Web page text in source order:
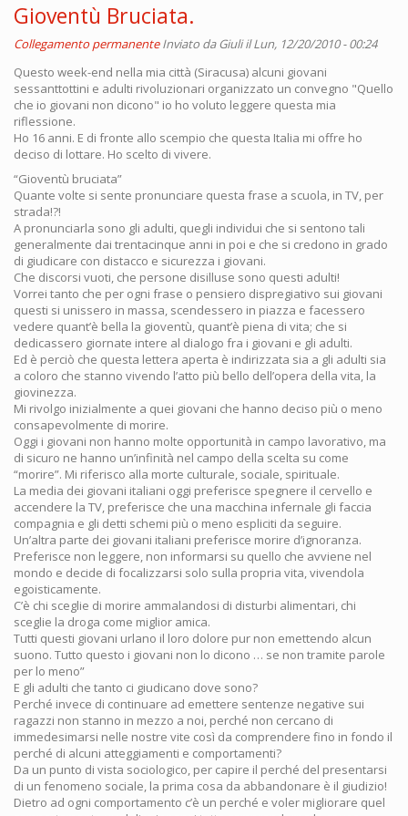
Gioventù Bruciata.
Collegamento permanente Inviato daGiuliil Lun, 12/20/2010 - 00:24
Questo week-end nella mia città (Siracusa) alcuni giovani
sessanttottini e adulti rivoluzionari organizzato un convegno "Quello
che io giovani non dicono" io ho voluto leggere questa mia
riflessione.
Ho 16 anni. E di fronte allo scempio che questa Italia mi offre ho
deciso di lottare. Ho scelto di vivere.
“Gioventù bruciata”
Quante volte si sente pronunciare questa frase a scuola, in TV, per
strada!?!
A pronunciarla sono gli adulti, quegli individui che si sentono tali
generalmente dai trentacinque anni in poi e che si credono in grado
di giudicare con distacco e sicurezza i giovani.
Che discorsi vuoti, che persone disilluse sono questi adulti!
Vorrei tanto che per ogni frase o pensiero dispregiativo sui giovani
questi si unissero in massa, scendessero in piazza e facessero
vedere quant’è bella la gioventù, quant’è piena di vita; che si
dedicassero giornate intere al dialogo fra i giovani e gli adulti.
Ed è perciò che questa lettera aperta è indirizzata sia a gli adulti sia
a coloro che stanno vivendo l’atto più bello dell’opera della vita, la
giovinezza.
Mi rivolgo inizialmente a quei giovani che hanno deciso più o meno
consapevolmente di morire.
Oggi i giovani non hanno molte opportunità in campo lavorativo, ma
di sicuro ne hanno un’infinità nel campo della scelta su come
“morire”. Mi riferisco alla morte culturale, sociale, spirituale.
La media dei giovani italiani oggi preferisce spegnere il cervello e
accendere la TV, preferisce che una macchina infernale gli faccia
compagnia e gli detti schemi più o meno espliciti da seguire.
Un’altra parte dei giovani italiani preferisce morire d’ignoranza.
Preferisce non leggere, non informarsi su quello che avviene nel
mondo e decide di focalizzarsi solo sulla propria vita, vivendola
egoisticamente.
C’è chi sceglie di morire ammalandosi di disturbi alimentari, chi
sceglie la droga come miglior amica.
Tutti questi giovani urlano il loro dolore pur non emettendo alcun
suono. Tutto questo i giovani non lo dicono … se non tramite parole
per lo meno”
E gli adulti che tanto ci giudicano dove sono?
Perché invece di continuare ad emettere sentenze negative sui
ragazzi non stanno in mezzo a noi, perché non cercano di
immedesimarsi nelle nostre vite così da comprendere fino in fondo il
perché di alcuni atteggiamenti e comportamenti?
Da un punto di vista sociologico, per capire il perché del presentarsi
di un fenomeno sociale, la prima cosa da abbandonare è il giudizio!
Dietro ad ogni comportamento c’è un perché e voler migliorare quel